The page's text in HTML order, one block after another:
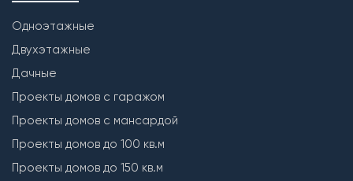
Одноэтажные
Двухэтажные
Дачные
Проекты домов с гаражом
Проекты домов с мансардой
Проекты домов до 100 кв.м
Проекты домов до 150 кв.м